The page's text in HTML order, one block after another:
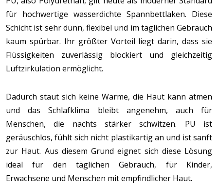
für hochwertige wasserdichte Spannbettlaken. Diese
Schicht ist sehr dünn, flexibel und im täglichen Gebrauch
kaum spürbar. Ihr größter Vorteil liegt darin, dass sie
Flüssigkeiten zuverlässig blockiert und gleichzeitig
Luftzirkulation ermöglicht.
Dadurch staut sich keine Wärme, die Haut kann atmen
und das Schlafklima bleibt angenehm, auch für
Menschen, die nachts stärker schwitzen. PU ist
geräuschlos, fühlt sich nicht plastikartig an und ist sanft
zur Haut. Aus diesem Grund eignet sich diese Lösung
ideal für den täglichen Gebrauch, für Kinder,
Erwachsene und Menschen mit empfindlicher Haut.